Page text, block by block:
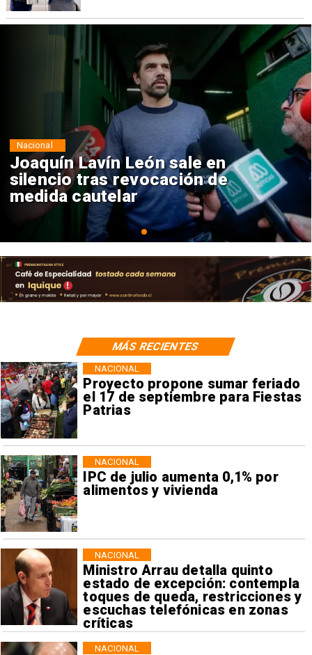
Chile y Venezuela formalizan
reinicio de relaciones
consulares
Nacional
Proyecto propone sumar feriado
el 17 de septiembre para Fiestas
Patrias
NACIONAL
IPC de julio aumenta 0,1% por
alimentos y vivienda
NACIONAL
Ministro Arrau detalla quinto
estado de excepción: contempla
toques de queda, restricciones y
escuchas telefónicas en zonas
críticas
NACIONAL
NACIONAL
MÁS RECIENTES